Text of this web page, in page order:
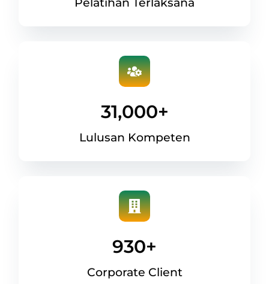
31,000+
Lulusan Kompeten
930+
Corporate Client